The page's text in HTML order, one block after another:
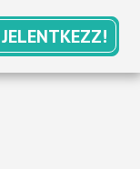
JELENTKEZZ!